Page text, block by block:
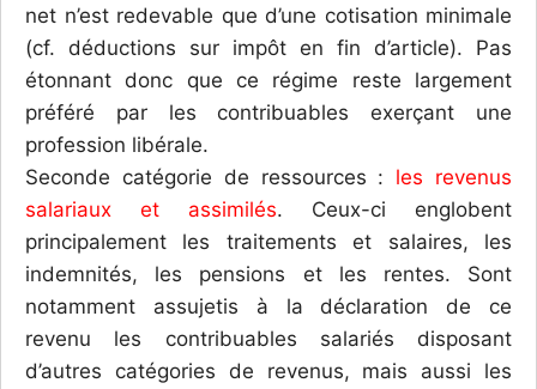
net n’est redevable que d’une cotisation minimale
(cf. déductions sur impôt en fin d’article). Pas
étonnant donc que ce régime reste largement
préféré par les contribuables exerçant une
profession libérale.
Seconde catégorie de ressources : les revenus
salariaux et assimilés. Ceux-ci englobent
principalement les traitements et salaires, les
indemnités, les pensions et les rentes. Sont
notamment assujetis à la déclaration de ce
revenu les contribuables salariés disposant
d’autres catégories de revenus, mais aussi les